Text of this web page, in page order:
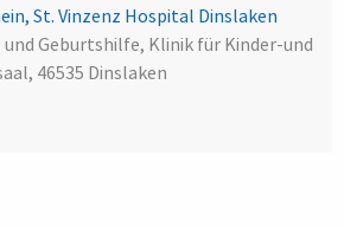
St. Vinzenz Hospital Dinslaken
Geburtshilfe, Klinik für Kinder-und
46535 Dinslaken